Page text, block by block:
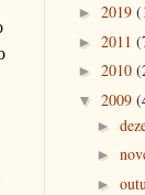
► 2019
► 2011
► 2010
▼ 2009
►
►
►